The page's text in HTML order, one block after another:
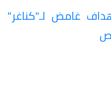
غامض لـ"كناغر"